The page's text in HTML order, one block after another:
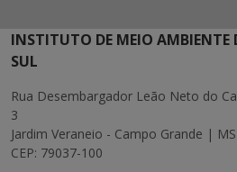
INSTITUTO DE MEIO AMBIENTE
SUL
Rua Desembargador Leão Neto do
3
Jardim Veraneio - Campo Grande | MS
CEP: 79037-100